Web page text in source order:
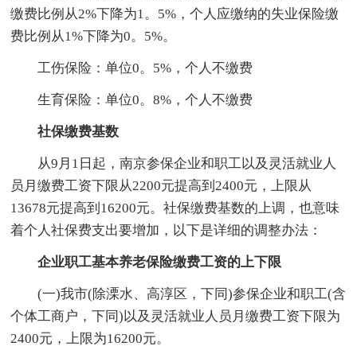
缴费比例从2%下降为1。5%，个人应缴纳的失业保险缴
费比例从1%下降为0。5%。
工伤保险：单位0。5%，个人不缴费
生育保险：单位0。8%，个人不缴费
社保缴费基数
从9月1日起，南京参保企业和职工以及灵活就业人
员月缴费工资下限从2200元提高到2400元，上限从
13678元提高到16200元。社保缴费基数的上调，也意味
着个人社保费支出要增加，以下是详细的调整办法：
企业职工基本养老保险缴费工资的上下限
(一)我市(除溧水、高淳区，下同)参保企业和职工(含
个体工商户，下同)以及灵活就业人员月缴费工资下限为
2400元，上限为16200元。